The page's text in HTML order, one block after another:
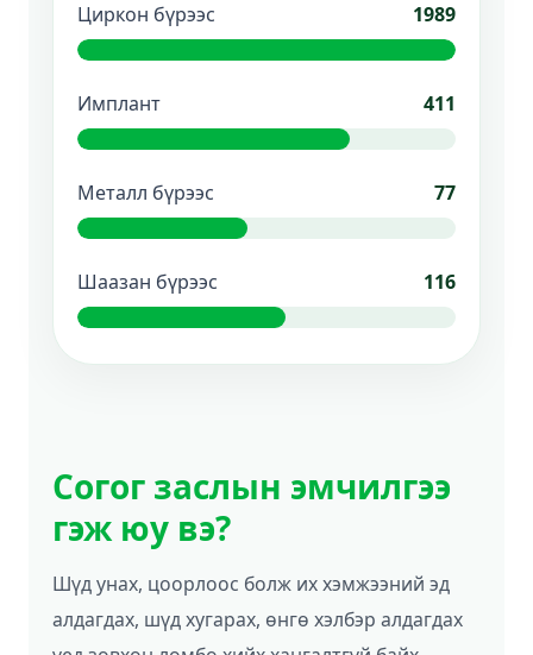
Циркон бүрээс 1989
Имплант 411
Металл бүрээс 77
Шаазан бүрээс 116
Согог заслын эмчилгээ
гэж юу вэ?
Шүд унах, цоорлоос болж их хэмжээний эд
алдагдах, шүд хугарах, өнгө хэлбэр алдагдах